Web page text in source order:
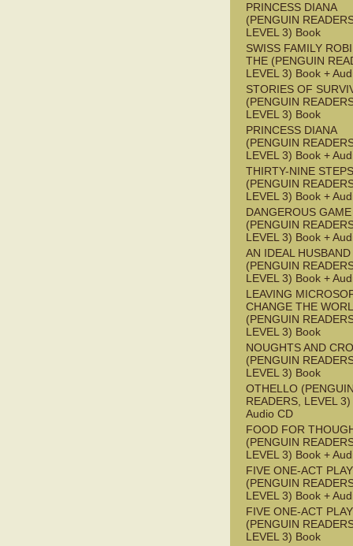
PRINCESS DIANA
(PENGUIN
LEVEL 3) Book
SWISS FAMILY
THE (PENGUIN
LEVEL 3) Book +
STORIES OF
(PENGUIN
LEVEL 3) Book
PRINCESS DIANA
(PENGUIN
LEVEL 3) Book +
THIRTY-NINE
(PENGUIN
LEVEL 3) Book +
DANGEROUS GAME
(PENGUIN
LEVEL 3) Book +
AN IDEAL HUSBAND
(PENGUIN
LEVEL 3) Book +
LEAVING
CHANGE THE
(PENGUIN
LEVEL 3) Book
NOUGHTS AND
(PENGUIN
LEVEL 3) Book
OTHELLO
READERS, LEVEL
Audio CD
FOOD FOR
(PENGUIN
LEVEL 3) Book +
FIVE ONE-ACT
(PENGUIN
LEVEL 3) Book +
FIVE ONE-ACT
(PENGUIN
LEVEL 3) Book